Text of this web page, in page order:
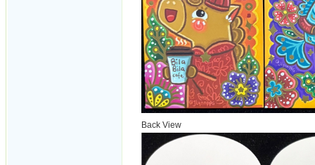
Back View